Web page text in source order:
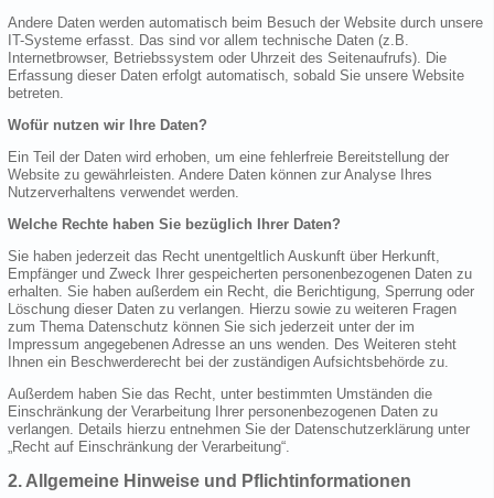
Andere Daten werden automatisch beim Besuch der Website durch unsere
IT-Systeme erfasst. Das sind vor allem technische Daten (z.B.
Internetbrowser, Betriebssystem oder Uhrzeit des Seitenaufrufs). Die
Erfassung dieser Daten erfolgt automatisch, sobald Sie unsere Website
betreten.
Wofür nutzen wir Ihre Daten?
Ein Teil der Daten wird erhoben, um eine fehlerfreie Bereitstellung der
Website zu gewährleisten. Andere Daten können zur Analyse Ihres
Nutzerverhaltens verwendet werden.
Welche Rechte haben Sie bezüglich Ihrer Daten?
Sie haben jederzeit das Recht unentgeltlich Auskunft über Herkunft,
Empfänger und Zweck Ihrer gespeicherten personenbezogenen Daten zu
erhalten. Sie haben außerdem ein Recht, die Berichtigung, Sperrung oder
Löschung dieser Daten zu verlangen. Hierzu sowie zu weiteren Fragen
zum Thema Datenschutz können Sie sich jederzeit unter der im
Impressum angegebenen Adresse an uns wenden. Des Weiteren steht
Ihnen ein Beschwerderecht bei der zuständigen Aufsichtsbehörde zu.
Außerdem haben Sie das Recht, unter bestimmten Umständen die
Einschränkung der Verarbeitung Ihrer personenbezogenen Daten zu
verlangen. Details hierzu entnehmen Sie der Datenschutzerklärung unter
„Recht auf Einschränkung der Verarbeitung“.
2. Allgemeine Hinweise und Pflichtinformationen